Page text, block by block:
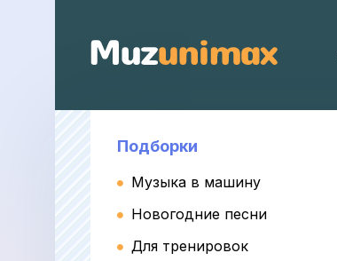
Подборки
Музыка в машину
Новогодние песни
Для тренировок